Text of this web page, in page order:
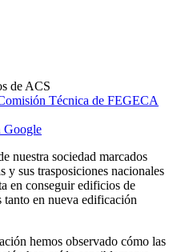
Técnica de FEGECA
Google
nuestra sociedad marcados
y sus trasposiciones nacionales
en conseguir edificios de
en nueva edificación
hemos observado cómo las